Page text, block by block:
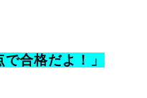
合格だよ！」